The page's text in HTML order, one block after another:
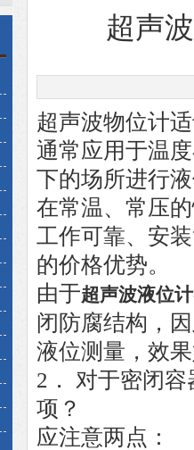
超声
超声波物位计
通常应用于温
下的场所进行
在常温、常压
工作可靠、安
的价格优势。
由于超声波液位计
闭防腐结构，
液位测量，效
2． 对于密闭
项？
应注意两点：